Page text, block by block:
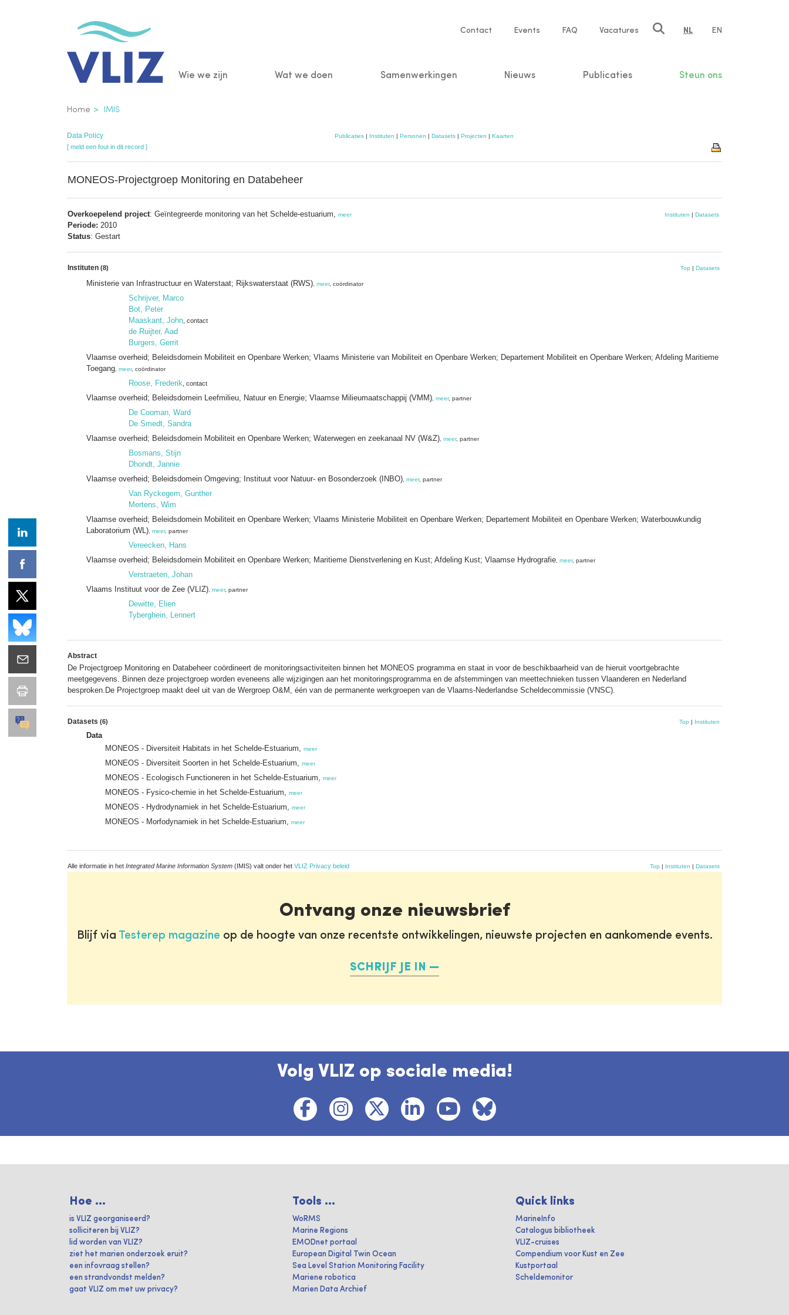
Service
Contact Events FAQ Vacatures NL EN
Main
Wie we zijn Wat we doen Samenwerkingen Nieuws Publicaties Steun ons
Kruimelpad
Home IMIS
Data Policy Publicaties| Instituten | Personen | Datasets| Projecten | Kaarten
[ meld een fout in dit record ]
MONEOS-Projectgroep Monitoring en Databeheer
Overkoepelend project: Geïntegreerde monitoring van het Schelde-estuarium, meer
Periode: 2010
Status: Gestart
Instituten | Datasets
Instituten (8) Top | Datasets
Ministerie van Infrastructuur en Waterstaat; Rijkswaterstaat (RWS) meer, coördinator
Schrijver, Marco
Bot, Peter
Maaskant, John , contact
de Ruijter, Aad
Burgers, Gerrit
Vlaamse overheid; Beleidsdomein Mobiliteit en Openbare Werken; Vlaams Ministerie van Mobiliteit en Openbare Werken; Departement Mobiliteit en Openbare Werken; Afdeling Maritieme
Toegang meer, coördinator
Roose, Frederik , contact
Vlaamse overheid; Beleidsdomein Leefmilieu, Natuur en Energie; Vlaamse Milieumaatschappij (VMM) meer, partner
De Cooman, Ward
De Smedt, Sandra
Vlaamse overheid; Beleidsdomein Mobiliteit en Openbare Werken; Waterwegen en zeekanaal NV (W&Z) meer, partner
Bosmans, Stijn
Dhondt, Jannie
Vlaamse overheid; Beleidsdomein Omgeving; Instituut voor Natuur- en Bosonderzoek (INBO) meer, partner
Van Ryckegem, Gunther
Mertens, Wim
Vlaamse overheid; Beleidsdomein Mobiliteit en Openbare Werken; Vlaams Ministerie Mobiliteit en Openbare Werken; Departement Mobiliteit en Openbare Werken; Waterbouwkundig
Laboratorium (WL) meer, partner
Vereecken, Hans
Vlaamse overheid; Beleidsdomein Mobiliteit en Openbare Werken; Maritieme Dienstverlening en Kust; Afdeling Kust; Vlaamse Hydrografie meer, partner
Verstraeten, Johan
Vlaams Instituut voor de Zee (VLIZ) meer, partner
Dewitte, Elien
Tyberghein, Lennert
Abstract
De Projectgroep Monitoring en Databeheer coördineert de monitoringsactiviteiten binnen het MONEOS programma en staat in voor de beschikbaarheid van de hieruit voortgebrachte
meetgegevens. Binnen deze projectgroep worden eveneens alle wijzigingen aan het monitoringsprogramma en de afstemmingen van meettechnieken tussen Vlaanderen en Nederland
besproken.De Projectgroep maakt deel uit van de Wergroep O&M, één van de permanente werkgroepen van de Vlaams-Nederlandse Scheldecommissie (VNSC).
Datasets (6) Top | Instituten
Data
MONEOS - Diversiteit Habitats in het Schelde-Estuarium,
meer
MONEOS - Diversiteit Soorten in het Schelde-Estuarium, meer
MONEOS - Ecologisch Functioneren in het Schelde-Estuarium, meer
MONEOS - Fysico-chemie in het Schelde-Estuarium, meer
MONEOS - Hydrodynamiek in het Schelde-Estuarium, meer
MONEOS - Morfodynamiek in het Schelde-Estuarium, meer
Alle informatie in het Integrated Marine Information System (IMIS) valt onder het VLIZ Privacy beleid Top | Instituten | Datasets
Ontvang onze nieuwsbrief
Blijf via Testerep magazine op de hoogte van onze recentste ontwikkelingen, nieuwste projecten en aankomende events.
SCHRIJF JE IN
Volg VLIZ op sociale media!
Hoe ...
is VLIZ georganiseerd?
solliciteren bij VLIZ?
lid worden van VLIZ?
ziet het marien onderzoek eruit?
een infovraag stellen?
een strandvondst melden?
gaat VLIZ om met uw privacy?
Tools ...
WoRMS
Marine Regions
EMODnet portaal
European Digital Twin Ocean
Sea Level Station Monitoring Facility
Mariene robotica
Marien Data Archief
Quick links
MarineInfo
Catalogus bibliotheek
VLIZ-cruises
Compendium voor Kust en Zee
Kustportaal
Scheldemonitor